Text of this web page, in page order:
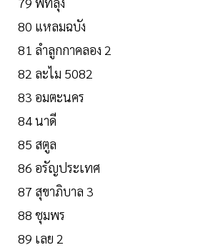
80 แหลมฉบัง
81 ลำลูกกาคลอง 2
82 ละไม 5082
83 อมตะนคร
84 นาดี
85 สตูล
86 อรัญประเทศ
87 สุขาภิบาล 3
88 ชุมพร
89 เลย 2